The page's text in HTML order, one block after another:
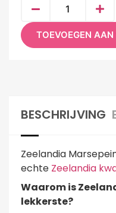
TOEVOEGEN AAN
BESCHRIJVING
Zeelandia
echte Zeelandia
Waarom is
lekkerste?